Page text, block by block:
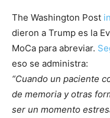
The Washington Post
dieron a Trump es la
MoCa para abreviar.
eso se administra:
“Cuando un paciente
de memoria y otras
ser un momento